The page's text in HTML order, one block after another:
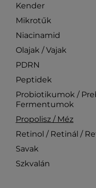
Kender
Mikrotűk
Niacinamid
Olajak / Vajak
PDRN
Peptidek
Probiotikumok /
Fermentumok
Propolisz / Méz
Retinol / Retinál /
Savak
Szkvalán